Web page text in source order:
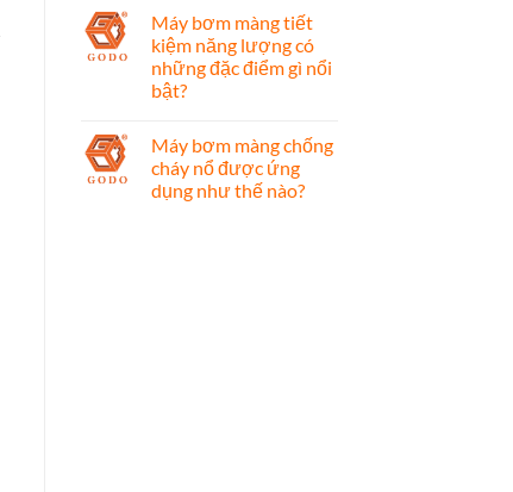
Máy bơm màng tiết
kiệm năng lượng có
những đặc điểm gì nổi
bật?
Máy bơm màng chống
cháy nổ được ứng
dụng như thế nào?